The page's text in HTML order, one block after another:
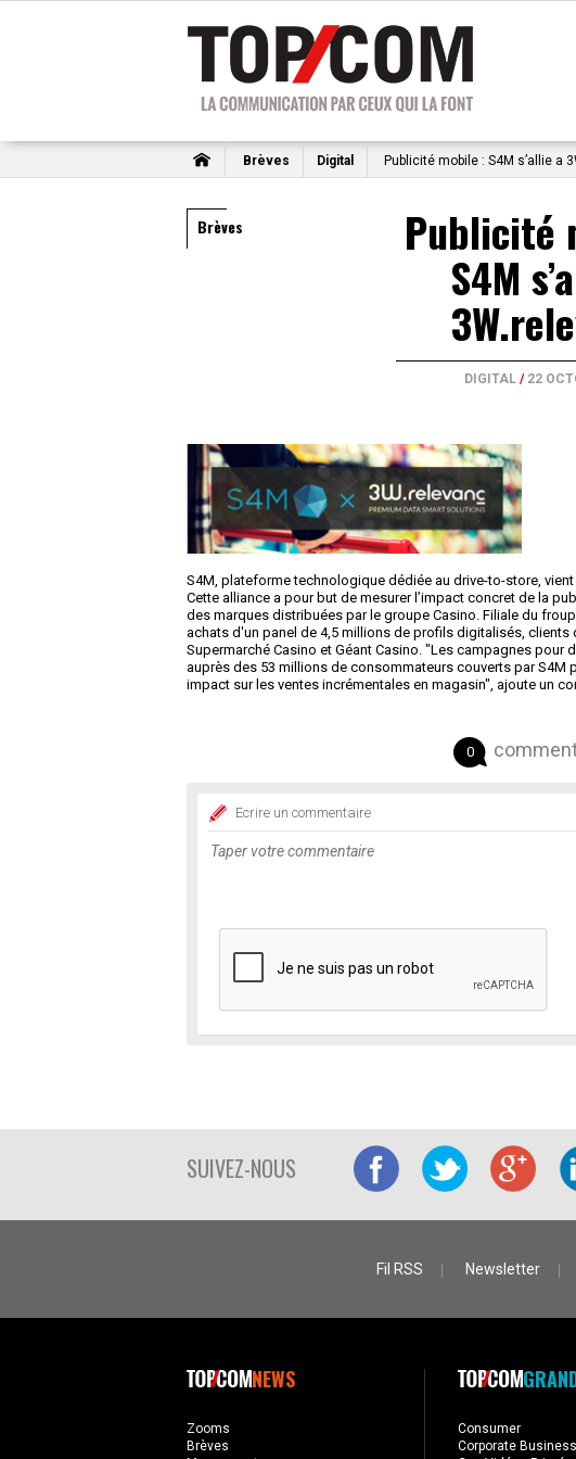
Brèves Digital Publicité mobile : S4M s’allie a
Brèves Publicité
S4M
DIGITAL / 22
S4M, plateforme technologique dédiée au drive-to-store,
Cette alliance a pour but de mesurer l’impact concret de la
des marques distribuées par le groupe Casino. Filiale du
achats d'un panel de 4,5 millions de profils digitalisés, clients
Supermarché Casino et Géant Casino. "Les campagnes
auprès des 53 millions de consommateurs couverts par S4M
impact sur les ventes incrémentales en magasin", ajoute un
0
Ecrire un commentaire
SUIVEZ-NOUS
Fil RSS Newsletter
NEWS
Zooms
Brèves
Consumer
Corporate Business